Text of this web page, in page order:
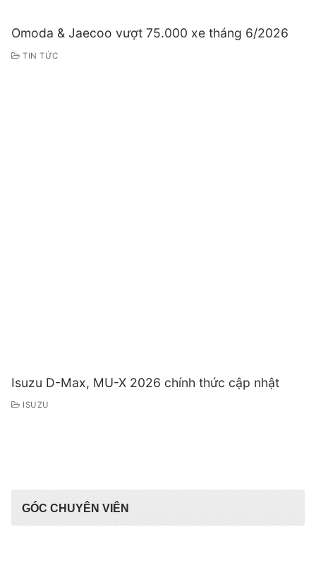
Omoda & Jaecoo vượt 75.000 xe tháng 6/2026
TIN TỨC
Isuzu D-Max, MU-X 2026 chính thức cập nhật
ISUZU
GÓC CHUYÊN VIÊN